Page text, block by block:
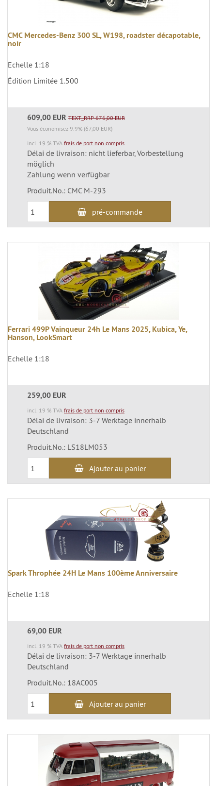
CMC Mercedes-Benz 300 SL, W198, roadster décapotable,
noir
Echelle 1:18
Édition Limitée 1.500
609,00 EUR TEXT_RRP 676,00 EUR
Vous économisez 9.9% (67,00 EUR)
incl. 19 % TVA frais de port non compris
Délai de livraison: nicht lieferbar, Vorbestellung
möglich
Zahlung wenn verfügbar
Produit.No.: CMC M-293
pré-commande
Ferrari 499P Vainqueur 24h Le Mans 2025, Kubica, Ye,
Hanson, LookSmart
Echelle 1:18
259,00 EUR
incl. 19 % TVA frais de port non compris
Délai de livraison: 3-7 Werktage innerhalb
Deutschland
Produit.No.: LS18LM053
Ajouter au panier
Spark Throphée 24H Le Mans 100ème Anniversaire
Echelle 1:18
69,00 EUR
incl. 19 % TVA frais de port non compris
Délai de livraison: 3-7 Werktage innerhalb
Deutschland
Produit.No.: 18AC005
Ajouter au panier